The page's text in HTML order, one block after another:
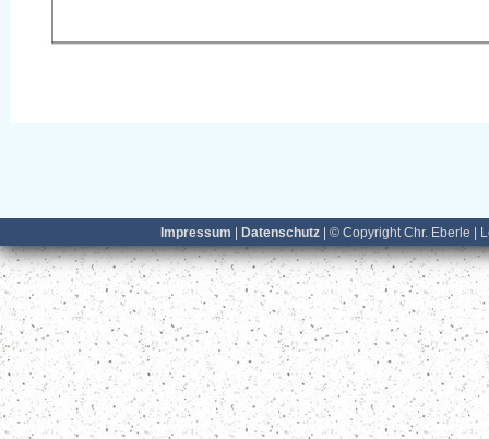
Impressum Datenschutz | © Copyright Chr. Eberle |